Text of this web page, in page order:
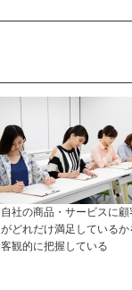
自社の商品・サービスに顧
がどれだけ満足しているか
客観的に把握している